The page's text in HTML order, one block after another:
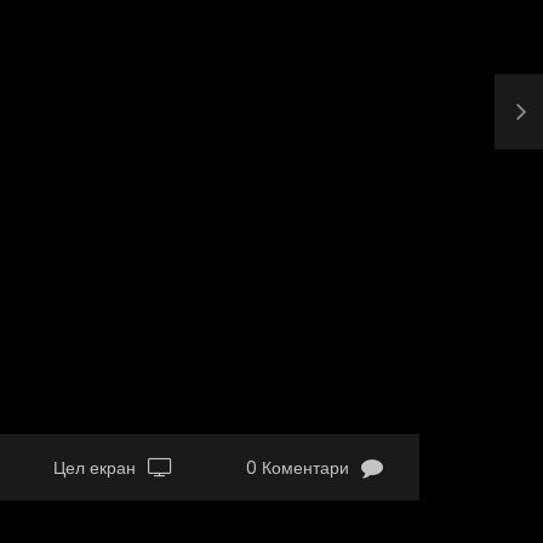
Цел екран 0 Коментари